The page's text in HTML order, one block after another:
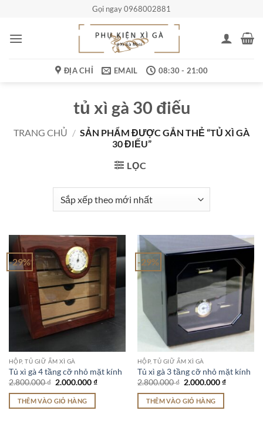
nội
Gọi ngay 0968002881
ĐỊA CHỈ EMAIL 08:30 - 21:00
tủ xì gà 30 điếu
TRANG CHỦ / SẢN PHẨM ĐƯỢC GẮN THẺ “TỦ XÌ GÀ
30 ĐIẾU”
LỌC
-29%
HỘP, TỦ GIỮ ẨM XÌ GÀ
Tủ xì gà 4 tầng cỡ nhỏ mặt kính
2.800.000₫ Giá
là:
2.800.000 ₫.
2.000.000₫Giá
THÊM VÀO GIỎ HÀNG
-29%
HỘP, TỦ GIỮ ẨM XÌ GÀ
Tủ xì gà 3 tầng cỡ nhỏ mặt kính
2.800.000₫ Giá
là:
2.800.000 ₫.
2.000.000₫Giá
THÊM VÀO GIỎ HÀNG